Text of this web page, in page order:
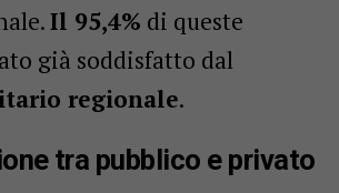
Il 95,4% di queste
già soddisfatto dal
regionale.
tra pubblico e privato